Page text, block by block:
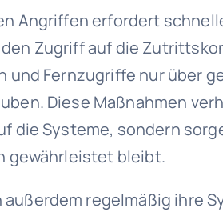
Angriffen erfordert
Zugriff auf die
und Fernzugriffe nur über
Diese Maßnahmen
die Systeme, sondern
gewährleistet bleibt.
regelmäßig ihre